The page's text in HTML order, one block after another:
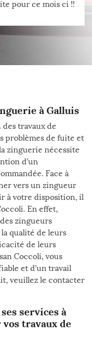
pour ce mois ci !!
à Galluis
des travaux de
problèmes de fuite et
zinguerie nécessite
d’un
Face à
vers un zingueur
à votre disposition, il
En effet,
zingueurs
qualité de leurs
de leurs
Coccoli, vous
et d’un travail
veuillez le contacter
services à
travaux de